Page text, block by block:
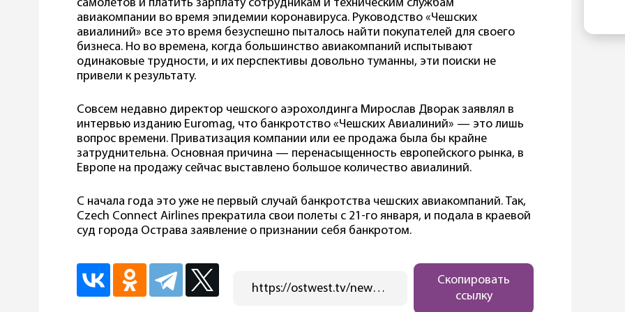
самолетов и платить зарплату сотрудникам и техническим службам
авиакомпании во время эпидемии коронавируса. Руководство «Чешских
авиалиний» все это время безуспешно пыталось найти покупателей для своего
бизнеса. Но во времена, когда большинство авиакомпаний испытывают
одинаковые трудности, и их перспективы довольно туманны, эти поиски не
привели к результату.
Совсем недавно директор чешского аэрохолдинга Мирослав Дворак заявлял в
интервью изданию Euromag, что банкротство «Чешских Авиалиний» — это лишь
вопрос времени. Приватизация компании или ее продажа была бы крайне
затруднительна. Основная причина — перенасыщенность европейского рынка, в
Европе на продажу сейчас выставлено большое количество авиалиний.
С начала года это уже не первый случай банкротства чешских авиакомпаний. Так,
Czech Connect Airlines прекратила свои полеты с 21-го января, и подала в краевой
суд города Острава заявление о признании себя банкротом.
https://ostwest.tv/news/cheshskie-avialinii-vot-vot-obyavyat-o-bankrotstve/
Скопировать
ссылку